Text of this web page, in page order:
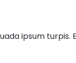
ipsum